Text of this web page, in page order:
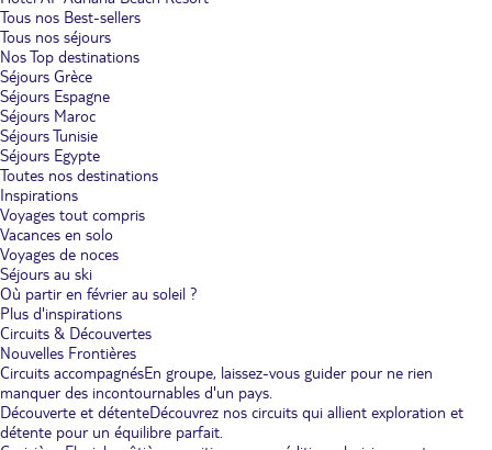
Tous nos Best-sellers
Tous nos séjours
Nos Top destinations
Séjours Grèce
Séjours Espagne
Séjours Maroc
Séjours Tunisie
Séjours Egypte
Toutes nos destinations
Inspirations
Voyages tout compris
Vacances en solo
Voyages de noces
Séjours au ski
Où partir en février au soleil ?
Plus d'inspirations
Circuits & Découvertes
Nouvelles Frontières
Circuits accompagnésEn groupe, laissez-vous guider pour ne rien
manquer des incontournables d'un pays.
Découverte et détenteDécouvrez nos circuits qui allient exploration et
détente pour un équilibre parfait.